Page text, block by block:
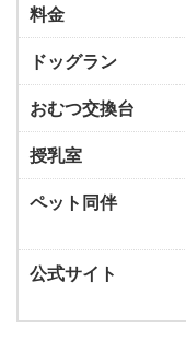
料金
ドッグラン
おむつ交換台
授乳室
ペット同伴
公式サイト